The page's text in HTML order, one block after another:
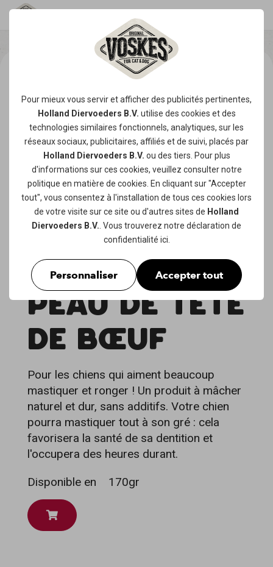
Pour mieux vous servir et afficher des publicités pertinentes,
Holland Diervoeders B.V. utilise des cookies et des
technologies similaires fonctionnels, analytiques, sur les
réseaux sociaux, publicitaires, affiliés et de suivi, placés par
Holland Diervoeders B.V. ou des tiers. Pour plus
d'informations sur ces cookies, veuillez consulter notre
politique en matière de cookies . En cliquant sur "Accepter
tout", vous consentez à l'installation de tous ces cookies lors
de votre visite sur ce site ou d'autres sites de Holland
Diervoeders B.V. . Vous trouverez notre déclaration de
confidentialité ici.
Personnaliser Accepter tout
PEAU DE TÊTE
DE BŒUF
Pour les chiens qui aiment beaucoup
mastiquer et ronger ! Un produit à mâcher
naturel et dur, sans additifs. Votre chien
pourra mastiquer tout à son gré : cela
favorisera la santé de sa dentition et
l'occupera des heures durant.
Disponible en
170gr